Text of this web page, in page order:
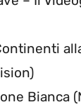
Bianca